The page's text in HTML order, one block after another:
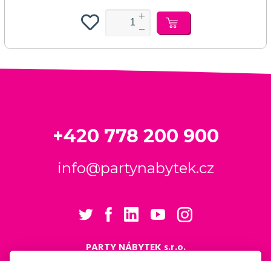
+420 778 200 900
info@partynabytek.cz
PARTY NÁBYTEK s.r.o.